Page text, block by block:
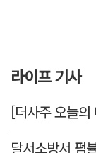
라이프 기사